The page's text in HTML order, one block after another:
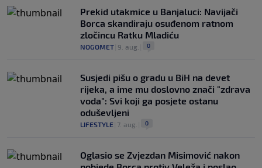
Prekid utakmice u Banjaluci: Navijači
Borca skandiraju osuđenom ratnom
zločincu Ratku Mladiću
NOGOMET 9. aug. 0
Susjedi pišu o gradu u BiH na devet
rijeka, a ime mu doslovno znači "zdrava
voda": Svi koji ga posjete ostanu
oduševljeni
LIFESTYLE 7. aug. 0
Oglasio se Zvjezdan Misimović nakon